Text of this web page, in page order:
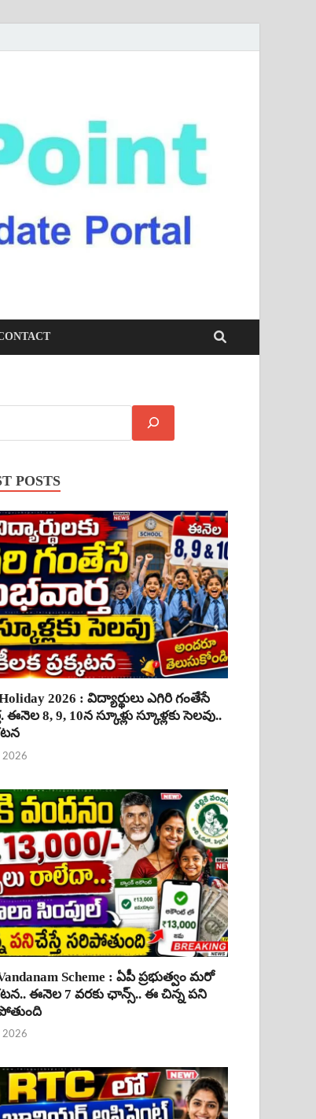
POSTS
2026 : విద్యార్థులు ఎగిరి గంతేసే
ఈనెల 8, 9, 10న స్కూళ్లు స్కూళ్లకు సెలవు..
2026
Scheme : ఏపీ ప్రభుత్వం మరో
ఈనెల 7 వరకు ఛాన్స్.. ఈ చిన్న పని
2026